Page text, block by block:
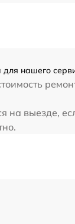
нашего
на выезде,